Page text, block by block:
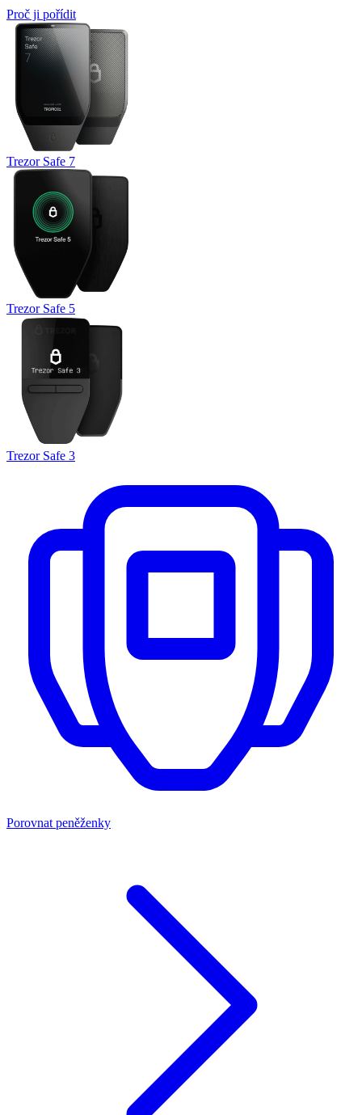
Proč ji pořídit
Trezor Safe 7
Trezor Safe 5
Trezor Safe 3
Porovnat peněženky